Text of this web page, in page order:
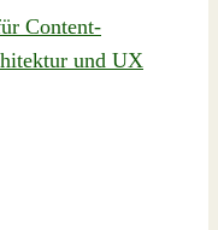
Content-
und UX